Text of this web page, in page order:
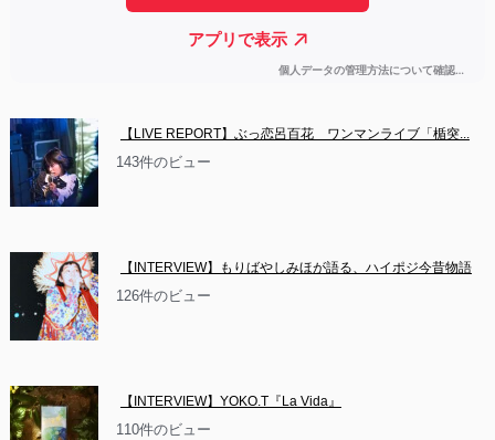
【LIVE REPORT】ぶっ恋呂百花　ワンマンライブ「楯突...
143件のビュー
【INTERVIEW】もりばやしみほが語る、ハイポジ今昔物語
126件のビュー
【INTERVIEW】YOKO.T『La Vida』
110件のビュー